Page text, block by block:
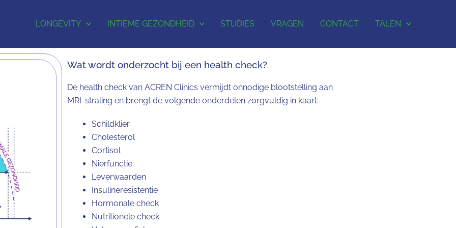
LONGEVITY INTIEME GEZONDHEID STUDIES VRAGEN CONTACT TALEN
Wat wordt onderzocht bij een health check?
De health check van ACREN Clinics vermijdt onnodige blootstelling aan
MRI-straling en brengt de volgende onderdelen zorgvuldig in kaart:
Schildklier
Cholesterol
Cortisol
Nierfunctie
Leverwaarden
Insulineresistentie
Hormonale check
Nutritionele check